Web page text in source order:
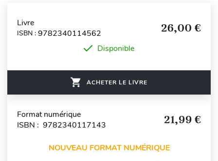
Livre
ISBN : 9782340114562 26,00 €
Disponible
ACHETER LE LIVRE
Format numérique
ISBN : 9782340117143
21,99 €
NOUVEAU FORMAT NUMÉRIQUE